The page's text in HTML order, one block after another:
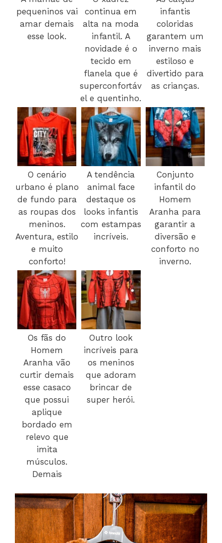
pequeninos vai
amar demais
esse look.
continua em
alta na moda
infantil. A
novidade é o
tecido em
flanela que é
superconfortáv
el e quentinho.
infantis
coloridas
garantem um
inverno mais
estiloso e
divertido para
as crianças.
O cenário
urbano é plano
de fundo para
as roupas dos
meninos.
Aventura, estilo
e muito
conforto!
A tendência
animal face
destaque os
looks infantis
com estampas
incríveis.
Conjunto
infantil do
Homem
Aranha para
garantir a
diversão e
conforto no
inverno.
Os fãs do
Homem
Aranha vão
curtir demais
esse casaco
que possui
aplique
bordado em
relevo que
imita
músculos.
Demais
Outro look
incríveis para
os meninos
que adoram
brincar de
super herói.